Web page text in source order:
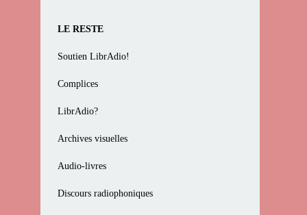
LE RESTE
Soutien LibrAdio!
Complices
LibrAdio?
Archives visuelles
Audio-livres
Discours radiophoniques